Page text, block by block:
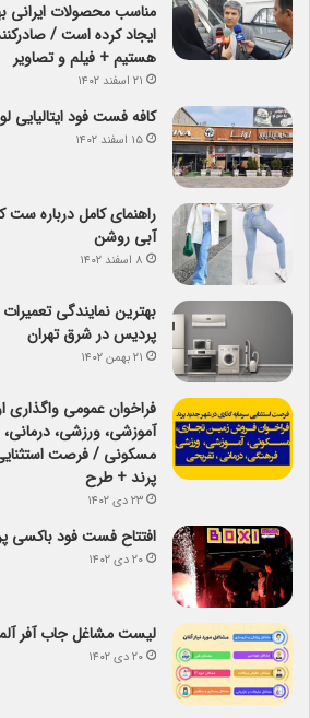
مناسب محصولات ایرانی
هستیم + فیلم و تصاویر
۲۱ اسفند ۱۴۰۲
کافه فست فود ایتالیایی
۱۵ اسفند ۱۴۰۲
راهنمای کامل درباره ست
آبی روشن
۸ اسفند ۱۴۰۲
بهترین نمایندگی
پردیس در شرق تهران
۲۱ بهمن ۱۴۰۲
فراخوان عمومی واگذاری
آموزشی، ورزشی،
مسکونی / فرصت
پرند + طرح
۲۳ دی ۱۴۰۲
افتتاح فست فود باکسی
۲۰ دی ۱۴۰۲
لیست مشاغل جاب آفر
۲۰ دی ۱۴۰۲